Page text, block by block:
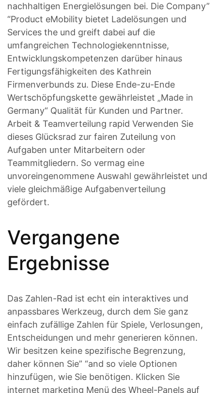
nachhaltigen Energielösungen bei. Die Company”
“Product eMobility bietet Ladelösungen und
Services the und greift dabei auf die
umfangreichen Technologiekenntnisse,
Entwicklungskompetenzen darüber hinaus
Fertigungsfähigkeiten des Kathrein
Firmenverbunds zu. Diese Ende-zu-Ende
Wertschöpfungskette gewährleistet „Made in
Germany“ Qualität für Kunden und Partner.
Arbeit & Teamverteilung rapid Verwenden Sie
dieses Glücksrad zur fairen Zuteilung von
Aufgaben unter Mitarbeitern oder
Teammitgliedern. So vermag eine
unvoreingenommene Auswahl gewährleistet und
viele gleichmäßige Aufgabenverteilung
gefördert.
Vergangene
Ergebnisse
Das Zahlen-Rad ist echt ein interaktives und
anpassbares Werkzeug, durch dem Sie ganz
einfach zufällige Zahlen für Spiele, Verlosungen,
Entscheidungen und mehr generieren können.
Wir besitzen keine spezifische Begrenzung,
daher können Sie” “and so viele Optionen
hinzufügen, wie Sie benötigen. Klicken Sie
internet marketing Menü des Wheel-Panels auf